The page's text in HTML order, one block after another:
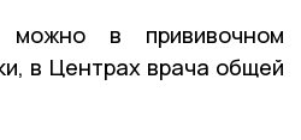
можно в прививочном
в Центрах врача общей